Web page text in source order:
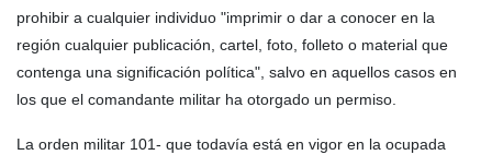
prohibir a cualquier individuo "imprimir o dar a conocer en la
región cualquier publicación, cartel, foto, folleto o material que
contenga una significación política", salvo en aquellos casos en
los que el comandante militar ha otorgado un permiso.
La orden militar 101- que todavía está en vigor en la ocupada